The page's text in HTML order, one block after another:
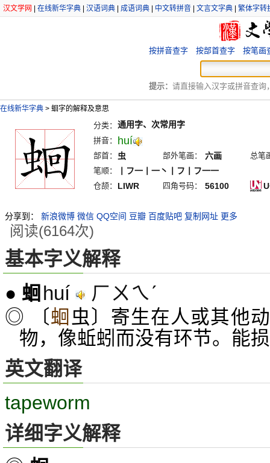
汉文学网 在线新华字典 汉语词典 成语词典 中文转拼音 文言文字典 繁体字转
按拼音查字 按部首查字 按笔画
提示： 请直接输入汉字或拼音查询
在线新华字典 > 蛔字的解释及意思
分类： 通用字、次常用字
拼音： huí
部首： 虫 部外笔画： 六画
总笔
笔顺：
丨フ一丨一丶丨フ丨フ一一
仓颉： LIWR 四角号码： 56100
分享到： 新浪微博 微信 QQ空间 豆瓣 百度贴吧 复制网址 更多
阅读(6164次)
基本字义解释
● 蛔 huí ㄏㄨㄟˊ
◎ 〔蛔 虫〕寄生在人或其他
物，像蚯蚓而没有环节。能
英文翻译
tapeworm
详细字义解释